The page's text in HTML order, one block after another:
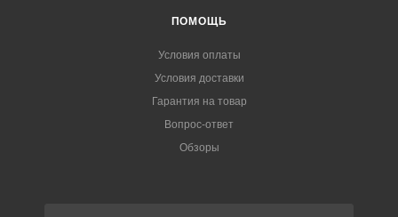
ПОМОЩЬ
Условия оплаты
Условия доставки
Гарантия на товар
Вопрос-ответ
Обзоры